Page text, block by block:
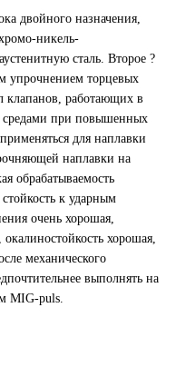
двойного назначения,
никель-
сталь. Второе ?
упрочнением торцевых
клапанов, работающих в
средами при повышенных
для наплавки
наплавки на
обрабатываемость
к ударным
очень хорошая,
хорошая,
механического
выполнять на
MIG-puls.